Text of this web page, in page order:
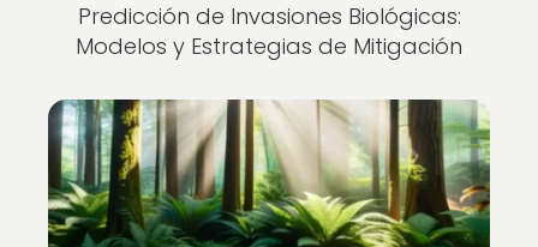
Predicción de Invasiones Biológicas:
Modelos y Estrategias de Mitigación